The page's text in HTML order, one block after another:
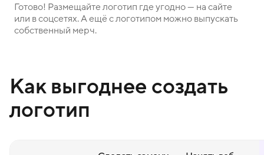
Готово! Размещайте логотип где угодно — на сайте
или в соцсетях. А ещё с логотипом можно выпускать
собственный мерч.
Как выгоднее создать
логотип